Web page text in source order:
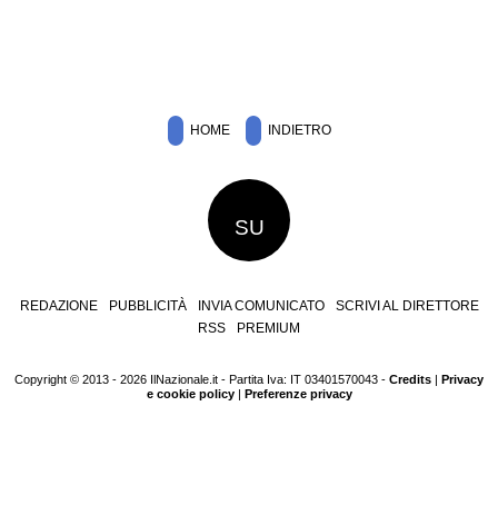
HOME INDIETRO
SU
REDAZIONE PUBBLICITÀ INVIA COMUNICATO
SCRIVI AL DIRETTORE
RSS
PREMIUM
Copyright © 2013 - 2026 IlNazionale.it - Partita Iva: IT 03401570043 - Credits | Privacy
e cookie policy| Preferenze privacy